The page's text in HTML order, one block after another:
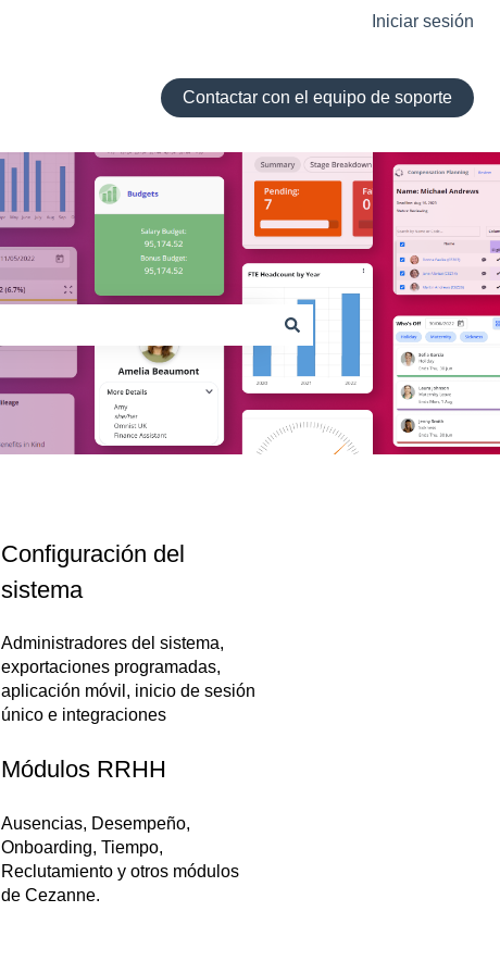
Iniciar sesión
Contactar con el equipo de soporte
Configuración del
sistema
Administradores del sistema,
exportaciones programadas,
aplicación móvil, inicio de sesión
único e integraciones
Módulos RRHH
Ausencias, Desempeño,
Onboarding, Tiempo,
Reclutamiento y otros módulos
de Cezanne.